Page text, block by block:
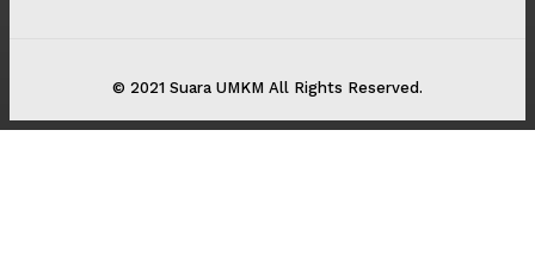
© 2021 Suara UMKM All Rights Reserved.